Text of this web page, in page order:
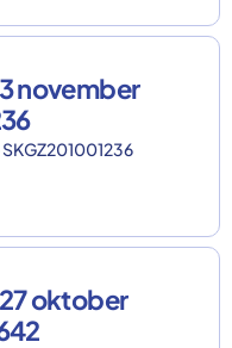
november
oktober